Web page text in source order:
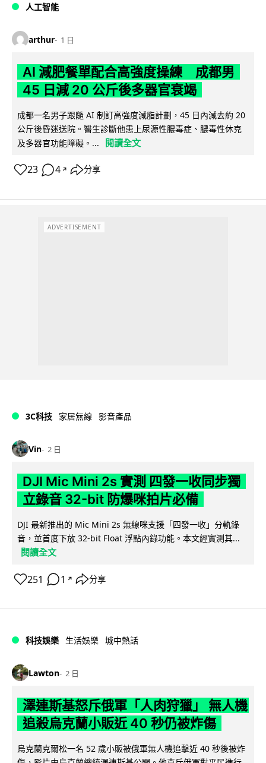
人工智能
arthur 1 日
AI 減肥餐單配合高強度操練 成都男
45 日減 20 公斤後多器官衰竭
成都一名男子跟隨 AI 制訂高強度減脂計劃，45 日內減去約 20
公斤後昏迷送院。醫生診斷他患上尿源性膿毒症、膿毒性休克
及多器官功能障礙。...
閱讀全文
23 4 ↗ 分享
ADVERTISEMENT
3C科技 家居無線 影音產品
Vin 2 日
DJI Mic Mini 2s 實測 四發一收同步獨
立錄音 32-bit 防爆咪拍片必備
DJI 最新推出的 Mic Mini 2s 無線咪支援「四發一收」分軌錄
音，並首度下放 32-bit Float 浮點內錄功能。本文經實測其...
閱讀全文
251 1 ↗ 分享
科技娛樂 生活娛樂 城中熱話
Lawton 2 日
澤連斯基怒斥俄軍「人肉狩獵」 無人機
追殺烏克蘭小販近 40 秒仍被炸傷
烏克蘭克爾松一名 52 歲小販被俄軍無人機追擊近 40 秒後被炸